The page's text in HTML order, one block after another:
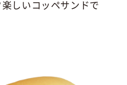
しいコッペサンドで